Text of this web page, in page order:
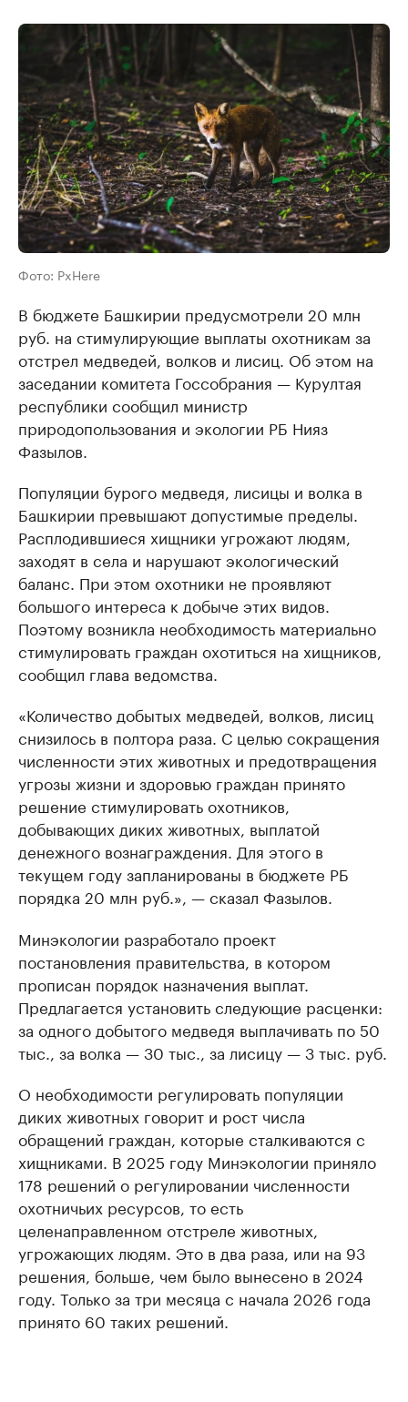
Фото: PxHere
В бюджете Башкирии предусмотрели 20 млн
руб. на стимулирующие выплаты охотникам за
отстрел медведей, волков и лисиц. Об этом на
заседании комитета Госсобрания — Курултая
республики сообщил министр
природопользования и экологии РБ Нияз
Фазылов.
Популяции бурого медведя, лисицы и волка в
Башкирии превышают допустимые пределы.
Расплодившиеся хищники угрожают людям,
заходят в села и нарушают экологический
баланс. При этом охотники не проявляют
большого интереса к добыче этих видов.
Поэтому возникла необходимость материально
стимулировать граждан охотиться на хищников,
сообщил глава ведомства.
«Количество добытых медведей, волков, лисиц
снизилось в полтора раза. С целью сокращения
численности этих животных и предотвращения
угрозы жизни и здоровью граждан принято
решение стимулировать охотников,
добывающих диких животных, выплатой
денежного вознаграждения. Для этого в
текущем году запланированы в бюджете РБ
порядка 20 млн руб.», — сказал Фазылов.
Минэкологии разработало проект
постановления правительства, в котором
прописан порядок назначения выплат.
Предлагается установить следующие расценки:
за одного добытого медведя выплачивать по 50
тыс., за волка — 30 тыс., за лисицу — 3 тыс. руб.
О необходимости регулировать популяции
диких животных говорит и рост числа
обращений граждан, которые сталкиваются с
хищниками. В 2025 году Минэкологии приняло
178 решений о регулировании численности
охотничьих ресурсов, то есть
целенаправленном отстреле животных,
угрожающих людям. Это в два раза, или на 93
решения, больше, чем было вынесено в 2024
году. Только за три месяца с начала 2026 года
принято 60 таких решений.